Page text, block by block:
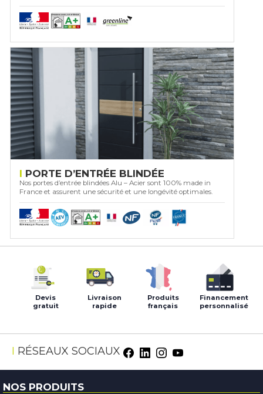
PORTE D’ENTRÉE BLINDÉE
Nos portes d’entrée blindées Alu – Acier sont 100% made in
France et assurent une sécurité et une longévité optimales.
Devis
gratuit
Livraison
rapide
Produits
français
Financement
personnalisé
RÉSEAUX SOCIAUX Facebook
LinkedIn
Instagram
Youtube
NOS PRODUITS